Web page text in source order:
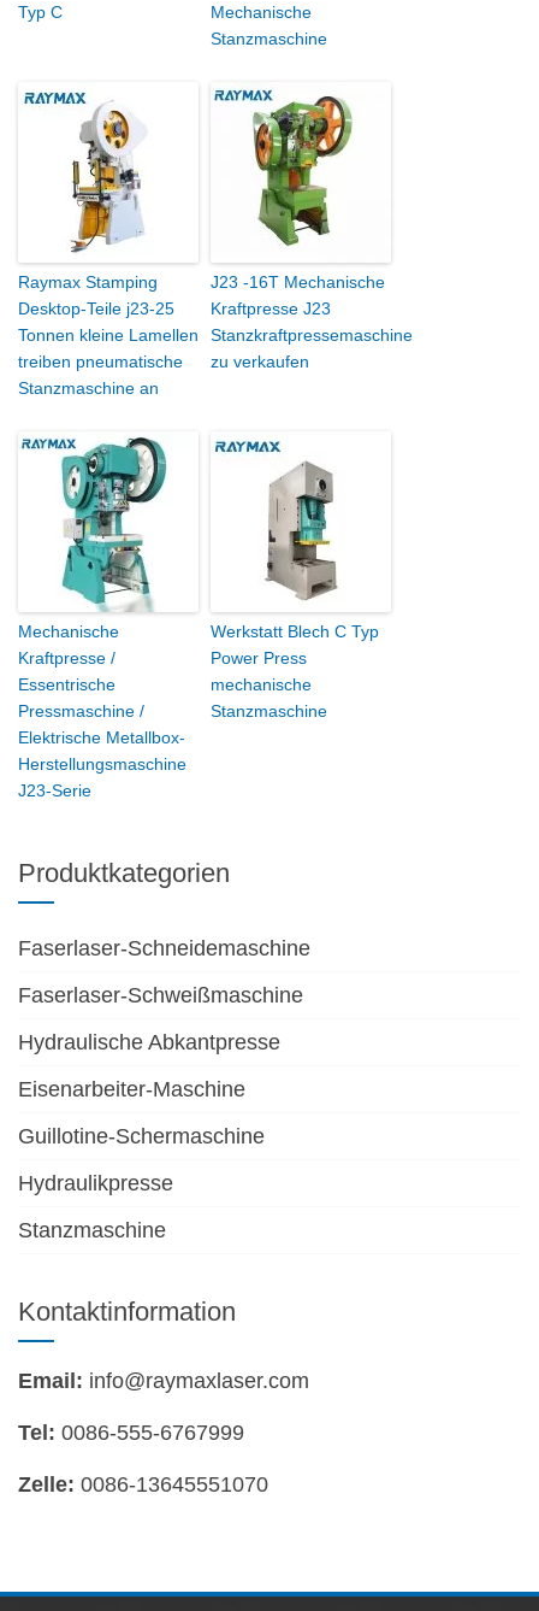
Typ C
Mechanische
Stanzmaschine
Raymax Stamping
Desktop-Teile j23-25
Tonnen kleine Lamellen
treiben pneumatische
Stanzmaschine an
J23 -16T Mechanische
Kraftpresse J23
Stanzkraftpressemaschine
zu verkaufen
Mechanische
Kraftpresse /
Essentrische
Pressmaschine /
Elektrische Metallbox-
Herstellungsmaschine
J23-Serie
Werkstatt Blech C Typ
Power Press
mechanische
Stanzmaschine
Produktkategorien
Faserlaser-Schneidemaschine
Faserlaser-Schweißmaschine
Hydraulische Abkantpresse
Eisenarbeiter-Maschine
Guillotine-Schermaschine
Hydraulikpresse
Stanzmaschine
Kontaktinformation
Email: info@raymaxlaser.com
Tel: 0086-555-6767999
Zelle: 0086-13645551070